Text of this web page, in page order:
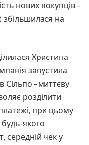
нових покупців –
збільшилася на
Христина
запустила
Сільпо – миттєву
розділити
при цьому
якого
середній чек у